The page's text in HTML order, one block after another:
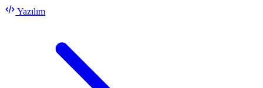
Yazılım